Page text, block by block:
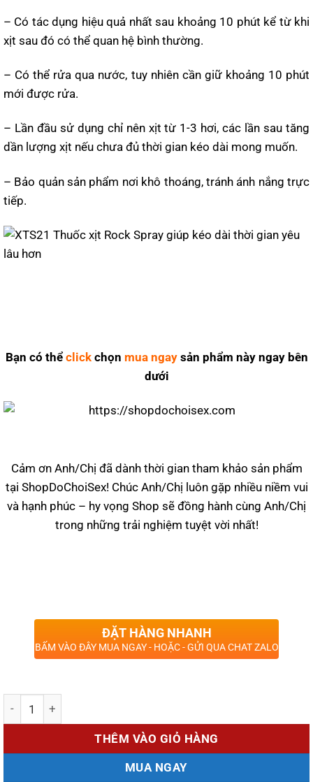
– Có tác dụng hiệu quả nhất sau khoảng 10 phút kể từ khi
xịt sau đó có thể quan hệ bình thường.
– Có thể rửa qua nước, tuy nhiên cần giữ khoảng 10 phút
mới được rửa.
– Lần đầu sử dụng chỉ nên xịt từ 1-3 hơi, các lần sau tăng
dần lượng xịt nếu chưa đủ thời gian kéo dài mong muốn.
– Bảo quản sản phẩm nơi khô thoáng, tránh ánh nắng trực
tiếp.
Bạn có thể clickchọn mua ngaysản phẩm này ngay bên
dưới
Cảm ơn Anh/Chị đã dành thời gian tham khảo sản phẩm
tại ShopDoChoiSex! Chúc Anh/Chị luôn gặp nhiều niềm vui
và hạnh phúc – hy vọng Shop sẽ đồng hành cùng Anh/Chị
trong những trải nghiệm tuyệt vời nhất!
ĐẶT HÀNG NHANH
BẤM VÀO ĐÂY MUA NGAY - HOẶC - GỬI QUA CHAT ZALO
THÊM VÀO GIỎ HÀNG
MUA NGAY